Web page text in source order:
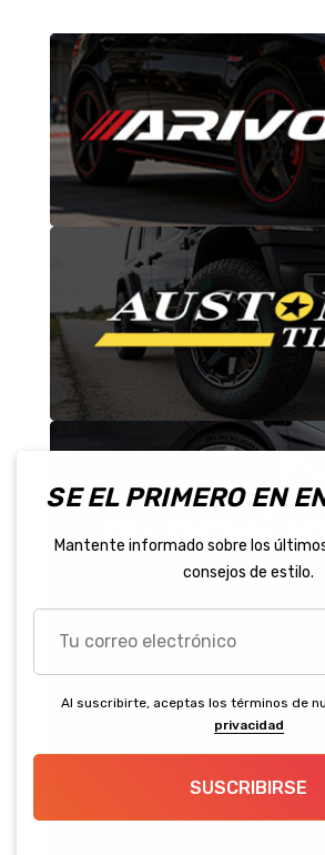
SE EL PRIMERO EN
Mantente informado sobre los
consejos de estilo.
correo
electrónico
Al suscribirte, aceptas los términos de
privacidad
SUSCRIBIRSE